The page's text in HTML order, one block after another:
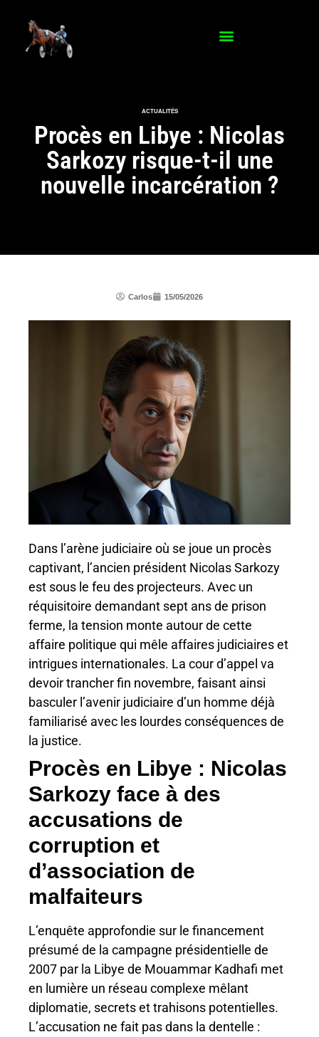
ACTUALITÉS
Procès en Libye : Nicolas
Sarkozy risque-t-il une
nouvelle incarcération ?
Carlos 15/05/2026
Dans l’arène judiciaire où se joue un procès
captivant, l’ancien président Nicolas Sarkozy
est sous le feu des projecteurs. Avec un
réquisitoire demandant sept ans de prison
ferme, la tension monte autour de cette
affaire politique qui mêle affaires judiciaires et
intrigues internationales. La cour d’appel va
devoir trancher fin novembre, faisant ainsi
basculer l’avenir judiciaire d’un homme déjà
familiarisé avec les lourdes conséquences de
la justice.
Procès en Libye : Nicolas
Sarkozy face à des
accusations de
corruption et
d’association de
malfaiteurs
L’enquête approfondie sur le financement
présumé de la campagne présidentielle de
2007 par la Libye de Mouammar Kadhafi met
en lumière un réseau complexe mêlant
diplomatie, secrets et trahisons potentielles.
L’accusation ne fait pas dans la dentelle :